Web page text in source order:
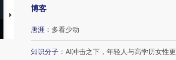
【推广】走进第四届链博
会，让数智科技“链”接产
博客
唐涯 ： 多看少动
知识分子 ： AI冲击之下，年轻人与高学历女性更